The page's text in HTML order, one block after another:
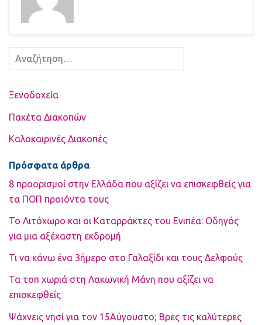
Αναζήτηση
για:
Ξενοδοχεία
Πακέτα Διακοπών
Καλοκαιρινές Διακοπές
Πρόσφατα άρθρα
8 προορισμοί στην Ελλάδα που αξίζει να επισκεφθείς για
τα ΠΟΠ προϊόντα τους
Το Λιτόχωρο και οι Καταρράκτες του Ενιπέα: Οδηγός
για μια αξέχαστη εκδρομή
Τι να κάνω ένα 3ήμερο στο Γαλαξίδι και τους Δελφούς
Τα τοπ χωριά στη Λακωνική Μάνη που αξίζει να
επισκεφθείς
Ψάχνεις νησί για τον 15Αύγουστο; Βρες τις καλύτερες